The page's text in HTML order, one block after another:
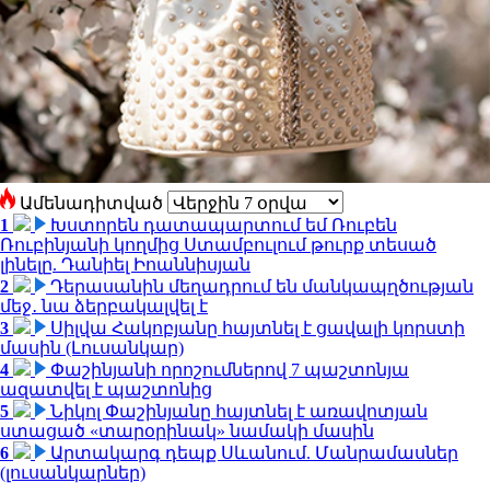
Ամենադիտված
1
Խստորեն դատապարտում եմ Ռուբեն
Ռուբինյանի կողմից Ստամբուլում թուրք տեսած
լինելը. Դանիել Իոաննիսյան
2
Դերասանին մեղադրում են մանկապղծության
մեջ․ նա ձերբակալվել է
3
Սիլվա Հակոբյանը հայտնել է ցավալի կորստի
մասին (Լուսանկար)
4
Փաշինյանի որոշումներով 7 պաշտոնյա
ազատվել է պաշտոնից
5
Նիկոլ Փաշինյանը հայտնել է առավոտյան
ստացած «տարօրինակ» նամակի մասին
6
Արտակարգ դեպք Սևանում. Մանրամասներ
(լուսանկարներ)